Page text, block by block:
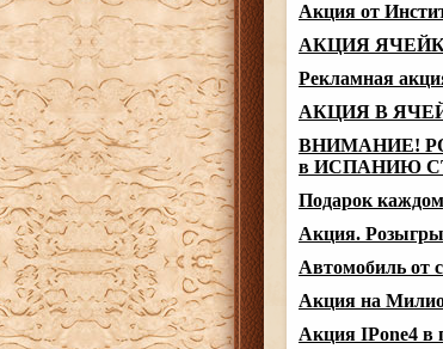
Акция от
АКЦИЯ
Рекламная
АКЦИЯ В
ВНИМАНИЕ!
в ИСПАНИЮ
Подарок
Акция.
Автомобиль от
Акция на
Акция IPone4 в